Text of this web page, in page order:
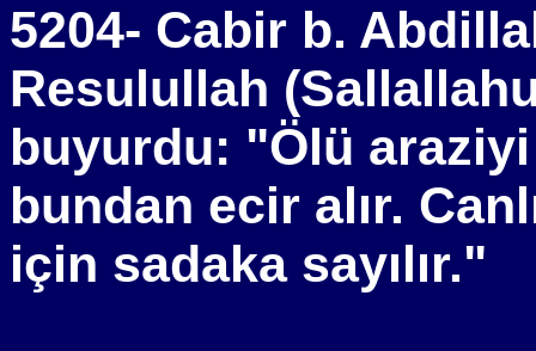
5204- Cabir b.
Resulullah
buyurdu: "Ölü
bundan ecir alır.
için sadaka sayılır."